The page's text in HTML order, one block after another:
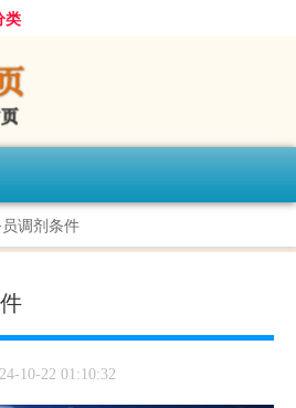
类
调剂条件
10-22 01:10:32